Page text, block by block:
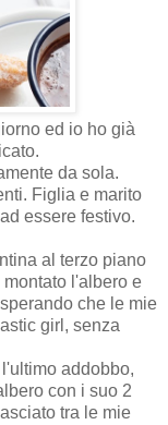
ed io ho già
da sola.
Figlia e marito
essere festivo.
al terzo piano
l'albero e
che le mie
girl, senza
addobbo,
con i suo 2
tra le mie